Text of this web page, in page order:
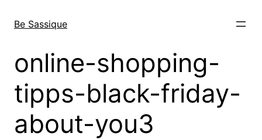
zumBe Sassique
online-shopping-
tipps-black-friday-
about-you3